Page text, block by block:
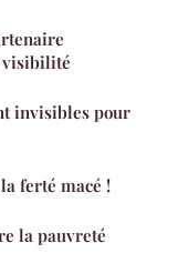
visibilité
invisibles pour
ferté macé !
la pauvreté